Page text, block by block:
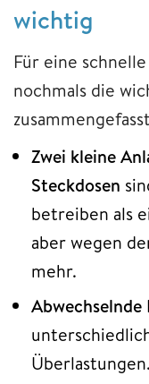
wichtig
Für eine
nochmals die
Zwei kleine
Steckdosen
betreiben als
aber wegen
mehr.
Abwechselnde
Überlastungen.